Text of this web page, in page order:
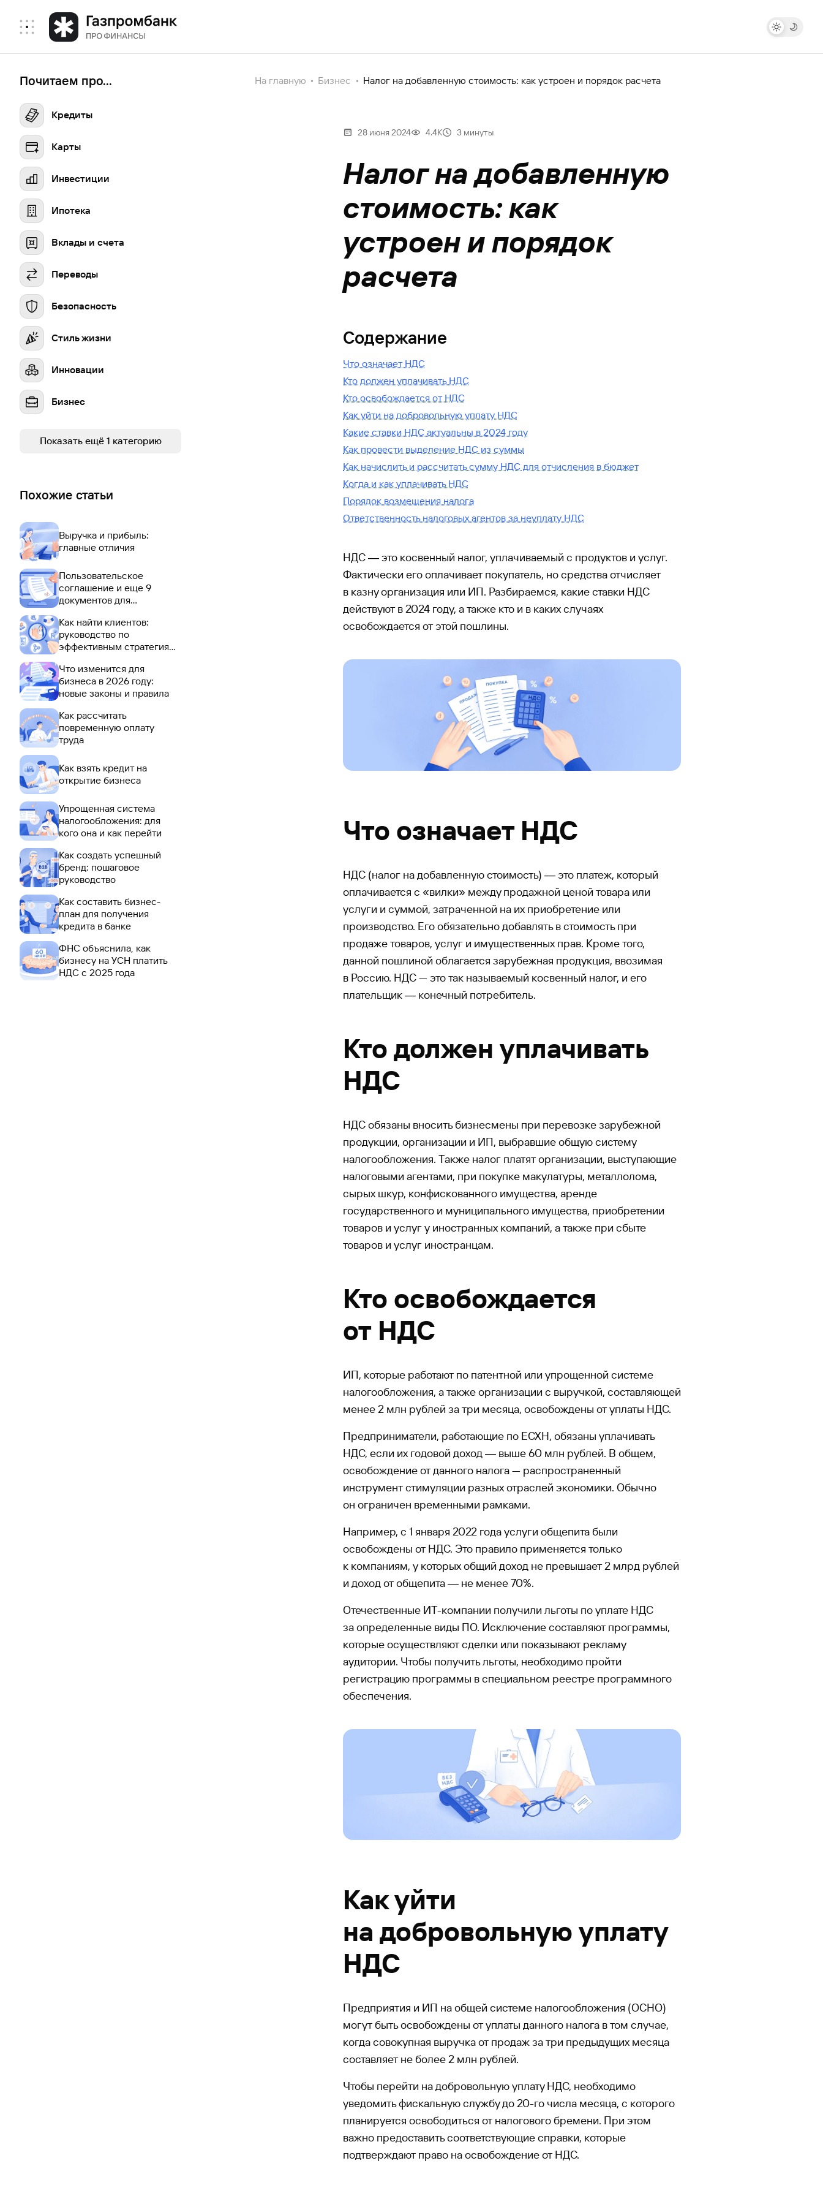
На главную Бизнес Налог на добавленную стоимость: как устроен и порядок расчета
28 июня 2024 4.4К 3 минуты
Налог на добавленную
стоимость: как
устроен и порядок
расчета
Содержание
Что означает НДС
Кто должен уплачивать НДС
Кто освобождается от НДС
Как уйти на добровольную уплату НДС
Какие ставки НДС актуальны в 2024 году
Как провести выделение НДС из суммы
Как начислить и рассчитать сумму НДС для отчисления в бюджет
Когда и как уплачивать НДС
Порядок возмещения налога
Ответственность налоговых агентов за неуплату НДС
НДС ― это косвенный налог, уплачиваемый с продуктов и услуг.
Фактически его оплачивает покупатель, но средства отчисляет
в казну организация или ИП. Разбираемся, какие ставки НДС
действуют в 2024 году, а также кто и в каких случаях
освобождается от этой пошлины.
Что означает НДС
НДС (налог на добавленную стоимость) ― это платеж, который
оплачивается с «вилки» между продажной ценой товара или
услуги и суммой, затраченной на их приобретение или
производство. Его обязательно добавлять в стоимость при
продаже товаров, услуг и имущественных прав. Кроме того,
данной пошлиной облагается зарубежная продукция, ввозимая
в Россию. НДС — это так называемый косвенный налог, и его
плательщик ― конечный потребитель.
Кто должен уплачивать
НДС
НДС обязаны вносить бизнесмены при перевозке зарубежной
продукции, организации и ИП, выбравшие общую систему
налогообложения. Также налог платят организации, выступающие
налоговыми агентами, при покупке макулатуры, металлолома,
сырых шкур, конфискованного имущества, аренде
государственного и муниципального имущества, приобретении
товаров и услуг у иностранных компаний, а также при сбыте
товаров и услуг иностранцам.
Кто освобождается
от НДС
ИП, которые работают по патентной или упрощенной системе
налогообложения, а также организации с выручкой, составляющей
менее 2 млн рублей за три месяца, освобождены от уплаты НДС.
Предприниматели, работающие по ЕСХН, обязаны уплачивать
НДС, если их годовой доход ― выше 60 млн рублей. В общем,
освобождение от данного налога — распространенный
инструмент стимуляции разных отраслей экономики. Обычно
он ограничен временными рамками.
Например, с 1 января 2022 года услуги общепита были
освобождены от НДС. Это правило применяется только
к компаниям, у которых общий доход не превышает 2 млрд рублей
и доход от общепита ― не менее 70%.
Отечественные ИТ-компании получили льготы по уплате НДС
за определенные виды ПО. Исключение составляют программы,
которые осуществляют сделки или показывают рекламу
аудитории. Чтобы получить льготы, необходимо пройти
регистрацию программы в специальном реестре программного
обеспечения.
Как уйти
на добровольную уплату
НДС
Предприятия и ИП на общей системе налогообложения (ОСНО)
могут быть освобождены от уплаты данного налога в том случае,
когда совокупная выручка от продаж за три предыдущих месяца
составляет не более 2 млн рублей.
Чтобы перейти на добровольную уплату НДС, необходимо
уведомить фискальную службу до 20-го числа месяца, с которого
планируется освободиться от налогового бремени. При этом
важно предоставить соответствующие справки, которые
подтверждают право на освобождение от НДС.
Почитаем про...
Кредиты
Карты
Инвестиции
Ипотека
Вклады и счета
Переводы
Безопасность
Стиль жизни
Инновации
Бизнес
Показать ещё 1 категорию
Похожие статьи
Выручка и прибыль:
главные отличия
Пользовательское
соглашение и еще 9
документов для
Как найти клиентов:
руководство по
эффективным стратегиям
Что изменится для
бизнеса в 2026 году:
новые законы и правила
Как рассчитать
повременную оплату
труда
Как взять кредит на
открытие бизнеса
Упрощенная система
налогообложения: для
кого она и как перейти
Как создать успешный
бренд: пошаговое
руководство
Как составить бизнес-
план для получения
кредита в банке
ФНС объяснила, как
бизнесу на УСН платить
НДС с 2025 года